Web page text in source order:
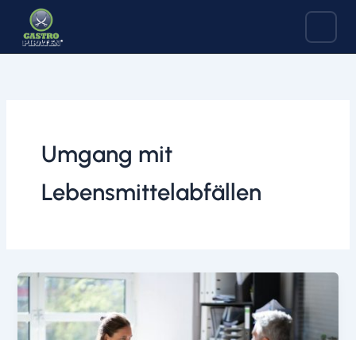
springen
Umgang mit
Lebensmittelabfällen